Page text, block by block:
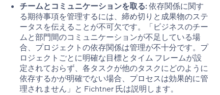
チームとコミュニケーションを取る:依存関係に関す
る期待事項を管理するには、締め切りと成果物のステ
ータスを伝えることが不可欠です。「ビジネスのチー
ムと部門間のコミュニケーションが不足している場
合、プロジェクトの依存関係は管理が不十分です。プ
ロジェクトごとに明確な目標とタイム フレームが設
定されておらず、各タスクが他のタスクにどのように
依存するかが明確でない場合、プロセスは効果的に管
理されません」と Fichtner 氏は説明します。